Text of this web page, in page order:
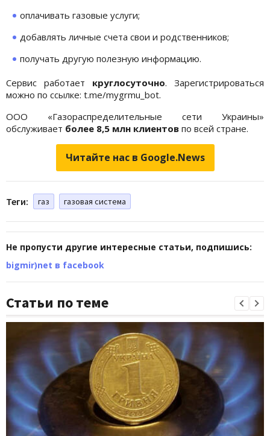
оплачивать газовые услуги;
добавлять личные счета свои и родственников;
получать другую полезную информацию.
Сервис работает круглосуточно. Зарегистрироваться
можно по ссылке: t.me/mygrmu_bot.
ООО «Газораспределительные сети Украины»
обслуживает более 8,5 млн клиентов по всей стране.
Читайте нас в Google.News
Теги: газ газовая система
Не пропусти другие интересные статьи, подпишись:
bigmir)net в facebook
Статьи по теме